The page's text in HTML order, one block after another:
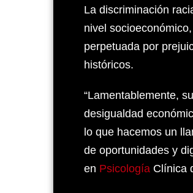
La discriminación
nivel
perpetuada por
históricos.
“Lamentablemente,
desigualdad
lo que hacemos un
de oportunidades y
en Psicología Clínica